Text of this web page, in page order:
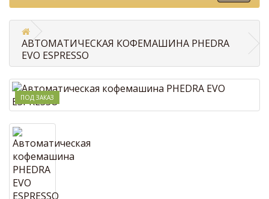
АВТОМАТИЧЕСКАЯ КОФЕМАШИНА PHEDRA
EVO ESPRESSO
ПОД ЗАКАЗ